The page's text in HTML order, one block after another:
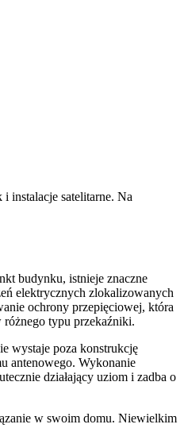
instalacje satelitarne. Na
budynku, istnieje znaczne
elektrycznych zlokalizowanych
ochrony przepięciowej, która
różnego typu przekaźniki.
wystaje poza konstrukcję
antenowego. Wykonanie
działający uziom i zadba o
w swoim domu. Niewielkim